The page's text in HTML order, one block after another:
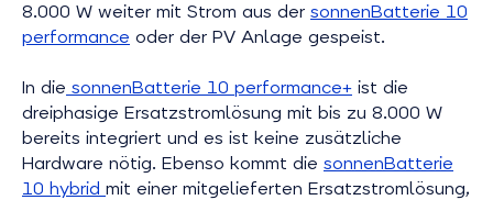
8.000 W weiter mit Strom aus der sonnenBatterie 10
performance oder der PV Anlage gespeist.
In die sonnenBatterie 10 performance+ ist die
dreiphasige Ersatzstromlösung mit bis zu 8.000 W
bereits integriert und es ist keine zusätzliche
Hardware nötig. Ebenso kommt die sonnenBatterie
10 hybrid mit einer mitgelieferten Ersatzstromlösung,